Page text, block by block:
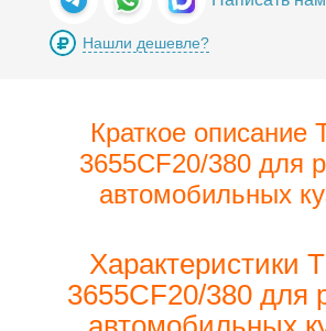
Нашли дешевле?
Краткое описание
3655CF20/380 для
автомобильных
Характеристики
3655CF20/380 для